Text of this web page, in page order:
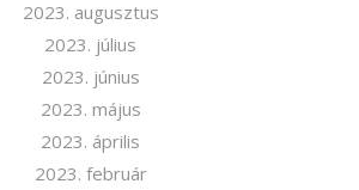
2023. augusztus
2023. július
2023. június
2023. május
2023. április
2023. február